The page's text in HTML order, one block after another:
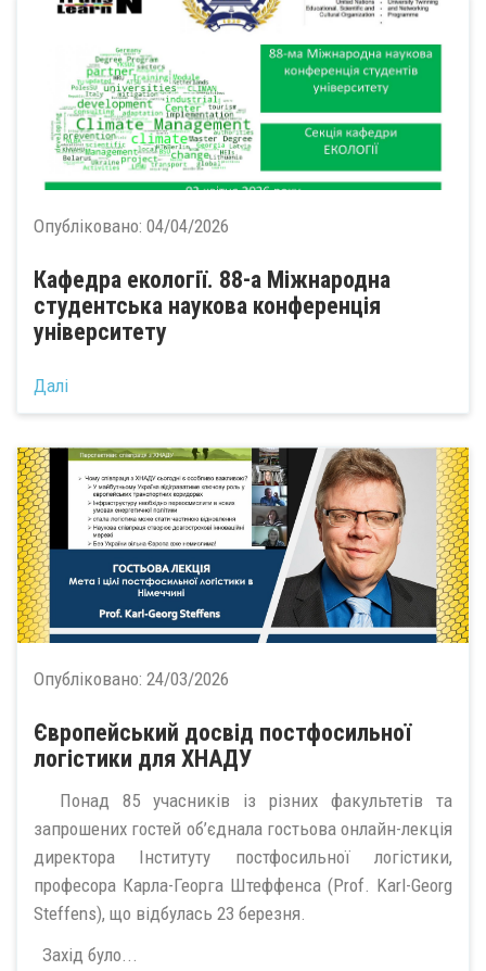
Опубліковано: 04/04/2026
Кафедра екології. 88-а Міжнародна
студентська наукова конференція
університету
Далі
Опубліковано: 24/03/2026
Європейський досвід постфосильної
логістики для ХНАДУ
Понад 85 учасників із різних факультетів та
запрошених гостей об’єднала гостьова онлайн-лекція
директора Інституту постфосильної логістики,
професора Карла-Георга Штеффенса (Prof. Karl-Georg
Steffens), що відбулась 23 березня.
Захід було...